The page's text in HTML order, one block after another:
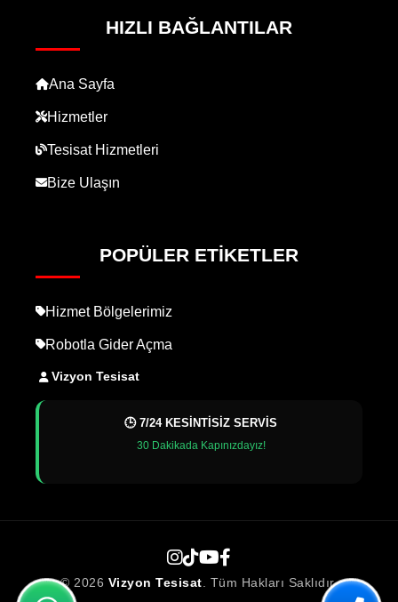
HIZLI BAĞLANTILAR
Ana Sayfa
Hizmetler
Tesisat Hizmetleri
Bize Ulaşın
POPÜLER ETIKETLER
Hizmet Bölgelerimiz
Robotla Gider Açma
Vizyon Tesisat
🕒 7/24 KESİNTİSİZ SERVİS
30 Dakikada Kapınızdayız!
© 2026 Vizyon Tesisat . Tüm Hakları Saklıdır.